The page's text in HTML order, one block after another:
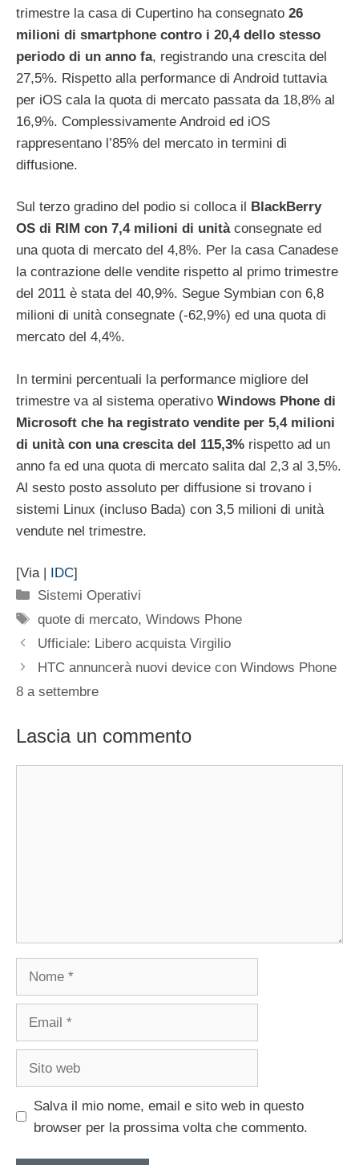
trimestre la casa di Cupertino ha consegnato 26
milioni di smartphone contro i 20,4 dello stesso
periodo di un anno fa, registrando una crescita del
27,5%. Rispetto alla performance di Android tuttavia
per iOS cala la quota di mercato passata da 18,8% al
16,9%. Complessivamente Android ed iOS
rappresentano l’85% del mercato in termini di
diffusione.
Sul terzo gradino del podio si colloca il BlackBerry
OS di RIM con 7,4 milioni di unitàconsegnate ed
una quota di mercato del 4,8%. Per la casa Canadese
la contrazione delle vendite rispetto al primo trimestre
del 2011 è stata del 40,9%. Segue Symbian con 6,8
milioni di unità consegnate (-62,9%) ed una quota di
mercato del 4,4%.
In termini percentuali la performance migliore del
trimestre va al sistema operativo Windows Phone di
Microsoft che ha registrato vendite per 5,4 milioni
di unità con una crescita del 115,3% rispetto ad un
anno fa ed una quota di mercato salita dal 2,3 al 3,5%.
Al sesto posto assoluto per diffusione si trovano i
sistemi Linux (incluso Bada) con 3,5 milioni di unità
vendute nel trimestre.
[Via | IDC]
Categorie
Sistemi Operativi
Tag
quote di mercato,Windows Phone
Ufficiale: Libero acquista Virgilio
HTC annuncerà nuovi device con Windows Phone
8 a settembre
Lascia un commento
Salva il mio nome, email e sito web in questo
browser per la prossima volta che commento.